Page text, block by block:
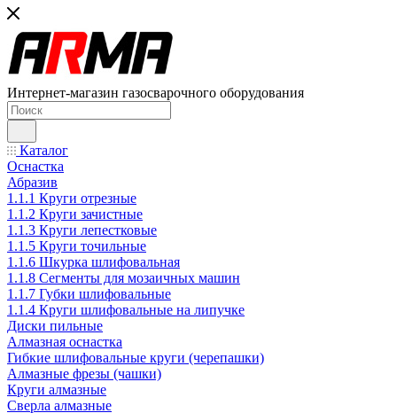
Интернет-магазин газосварочного оборудования
Каталог
Оснастка
Абразив
1.1.1 Круги отрезные
1.1.2 Круги зачистные
1.1.3 Круги лепестковые
1.1.5 Круги точильные
1.1.6 Шкурка шлифовальная
1.1.8 Сегменты для мозаичных машин
1.1.7 Губки шлифовальные
1.1.4 Круги шлифовальные на липучке
Диски пильные
Алмазная оснастка
Гибкие шлифовальные круги (черепашки)
Алмазные фрезы (чашки)
Круги алмазные
Сверла алмазные